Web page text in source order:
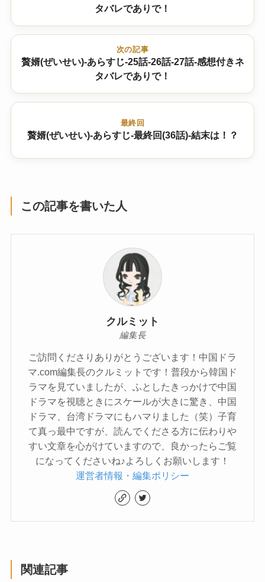
タバレでありで！
次の記事
贅婿(ぜいせい)-あらすじ-25話-26話-27話-感想付きネ
タバレでありで！
最終回
贅婿(ぜいせい)-あらすじ-最終回(36話)-結末は！？
この記事を書いた人
クルミット
編集長
ご訪問くださりありがとうございます！中国ドラ
マ.com編集長のクルミットです！普段から韓国ド
ラマを見ていましたが、ふとしたきっかけで中国
ドラマを視聴ときにスケールが大きに驚き、中国
ドラマ、台湾ドラマにもハマりました（笑）子育
て真っ最中ですが、読んでくださる方に伝わりや
すい文章を心がけていますので、良かったらご覧
になってくださいね♪よろしくお願いします！
運営者情報・編集ポリシー
関連記事